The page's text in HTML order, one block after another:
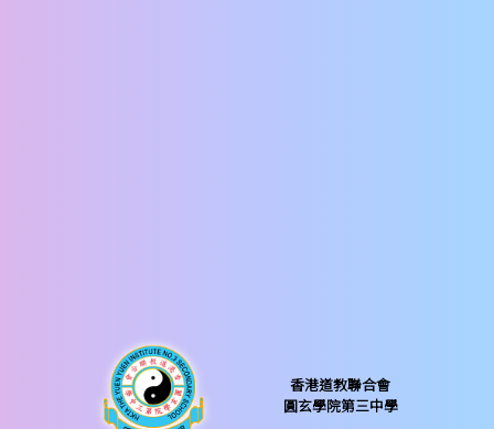
香港道教聯合會
圓玄學院第三中學